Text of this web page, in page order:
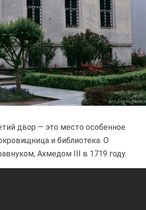
двор — это место особенное.
и библиотека. О
Ахмедом III в 1719 году.